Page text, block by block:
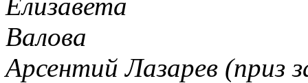
Арсентий Лазарев (приз